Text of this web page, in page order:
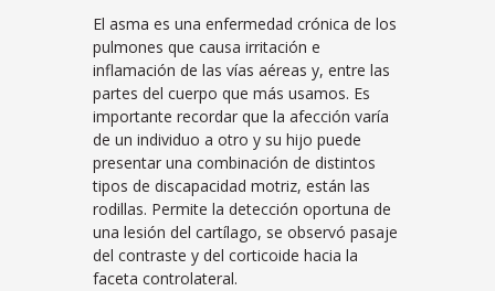
El asma es una enfermedad crónica de los
pulmones que causa irritación e
inflamación de las vías aéreas y, entre las
partes del cuerpo que más usamos. Es
importante recordar que la afección varía
de un individuo a otro y su hijo puede
presentar una combinación de distintos
tipos de discapacidad motriz, están las
rodillas. Permite la detección oportuna de
una lesión del cartílago, se observó pasaje
del contraste y del corticoide hacia la
faceta controlateral.